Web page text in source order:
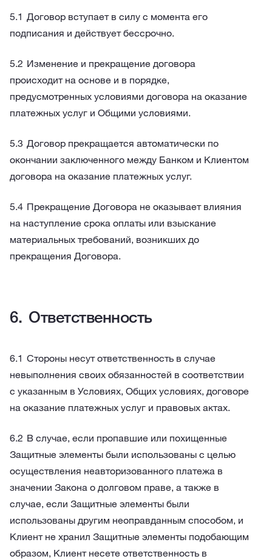
Договор вступает в силу с момента его
подписания и действует бессрочно.
Изменение и прекращение договора
происходит на основе и в порядке,
предусмотренных условиями договора на оказание
платежных услуг и Общими условиями.
Договор прекращается автоматически по
окончании заключенного между Банком и Клиентом
договора на оказание платежных услуг.
Прекращение Договора не оказывает влияния
на наступление срока оплаты или взыскание
материальных требований, возникших до
прекращения Договора.
Oтветственность
Стороны несут ответственность в случае
невыполнения своих обязанностей в соответствии
с указанным в Условиях, Общих условиях, договоре
на оказание платежных услуг и правовых актах.
В случае, если пропавшие или похищенные
Защитные элементы были использованы с целью
осуществления неавторизованного платежа в
значении Закона о долговом праве, а также в
случае, если Защитные элементы были
использованы другим неоправданным способом, и
Клиент не хранил Защитные элементы подобающим
образом, Клиент несете ответственность в